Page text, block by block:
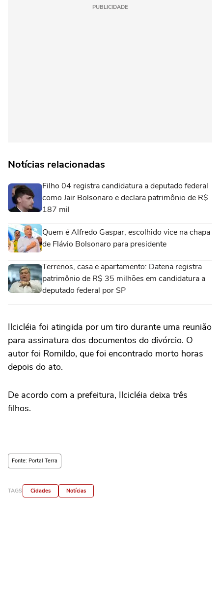
PUBLICIDADE
Notícias relacionadas
Filho 04 registra candidatura a deputado federal
como Jair Bolsonaro e declara patrimônio de R$
187 mil
Quem é Alfredo Gaspar, escolhido vice na chapa
de Flávio Bolsonaro para presidente
Terrenos, casa e apartamento: Datena registra
patrimônio de R$ 35 milhões em candidatura a
deputado federal por SP
Ilcicléia foi atingida por um tiro durante uma reunião
para assinatura dos documentos do divórcio. O
autor foi Romildo, que foi encontrado morto horas
depois do ato.
De acordo com a prefeitura, Ilcicléia deixa três
filhos.
Fonte: Portal Terra
TAGS Cidades Notícias